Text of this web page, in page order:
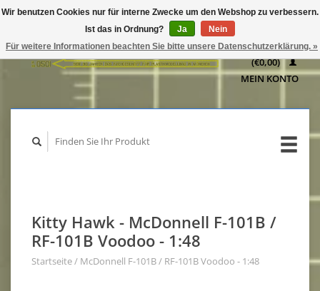
WARENKORB
(€0,00)
MEIN KONTO
Kitty Hawk - McDonnell F-101B /
RF-101B Voodoo - 1:48
Startseite/ McDonnell F-101B / RF-101B Voodoo - 1:48
Wir benutzen Cookies nur für interne Zwecke um den Webshop zu verbessern.
Ist das in Ordnung?
Ja
Nein
Für weitere Informationen beachten Sie bitte unsere Datenschutzerklärung. »